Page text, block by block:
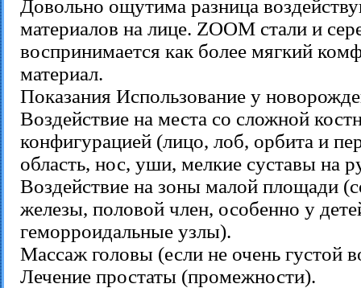
Довольно ощутима разница
материалов на лице. ZOOM стали и
воспринимается как более мягкий
материал.
Показания Использование у
Воздействие на места со сложной
конфигурацией (лицо, лоб, орбита и
область, нос, уши, мелкие суставы на
Воздействие на зоны малой площади
железы, половой член, особенно у
геморроидальные узлы).
Массаж головы (если не очень густой
Лечение простаты (промежности).